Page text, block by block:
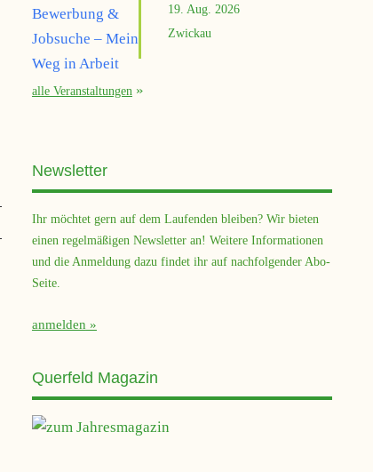
19. Aug. 2026
Zwickau
alle Veranstaltungen
Newsletter
Ihr möchtet gern auf dem Laufenden bleiben? Wir bieten
einen regelmäßigen Newsletter an! Weitere Informationen
und die Anmeldung dazu findet ihr auf nachfolgender Abo-
Seite.
anmelden
Querfeld Magazin